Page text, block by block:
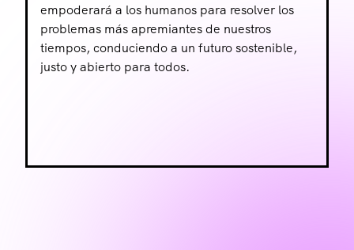
empoderará a los humanos para resolver los
problemas más apremiantes de nuestros
tiempos, conduciendo a un futuro sostenible,
justo y abierto para todos.